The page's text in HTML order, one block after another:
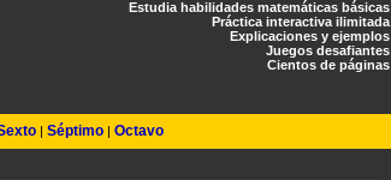
Estudia habilidades matemáticas básicas
Práctica interactiva ilimitada
Explicaciones y ejemplos
Juegos desafiantes
Cientos de páginas
| Séptimo | Octavo